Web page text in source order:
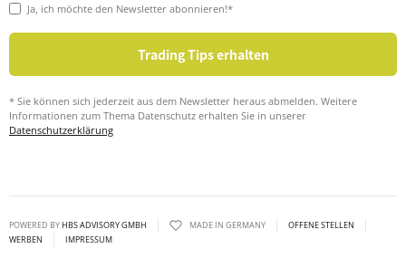
Ja, ich möchte den Newsletter abonnieren!*
* Sie können sich jederzeit aus dem Newsletter heraus abmelden. Weitere
Informationen zum Thema Datenschutz erhalten Sie in unserer
Datenschutzerklärung
POWERED BYHBS ADVISORY GMBH MADE IN GERMANY
OFFENE STELLEN
WERBEN
IMPRESSUM